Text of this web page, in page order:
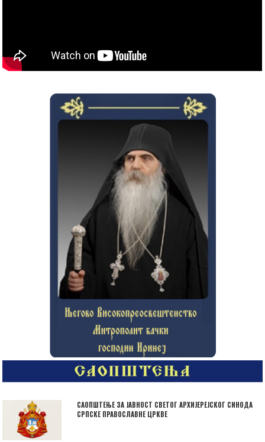
САОПШТЕЊЕ ЗА ЈАВНОСТ СВЕТОГ АРХИЈЕРЕЈСКОГ СИНОДА
СРПСКЕ ПРАВОСЛАВНЕ ЦРКВЕ